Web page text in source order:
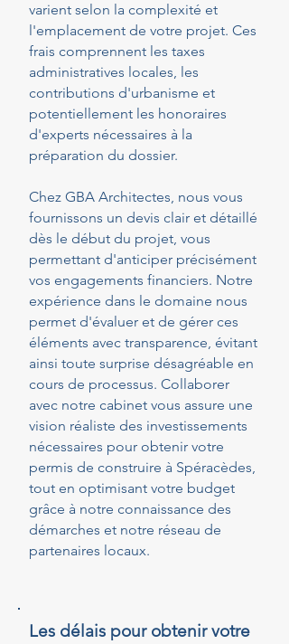
varient selon la complexité et
l'emplacement de votre projet. Ces
frais comprennent les taxes
administratives locales, les
contributions d'urbanisme et
potentiellement les honoraires
d'experts nécessaires à la
préparation du dossier.
Chez GBA Architectes, nous vous
fournissons un devis clair et détaillé
dès le début du projet, vous
permettant d'anticiper précisément
vos engagements financiers. Notre
expérience dans le domaine nous
permet d'évaluer et de gérer ces
éléments avec transparence, évitant
ainsi toute surprise désagréable en
cours de processus. Collaborer
avec notre cabinet vous assure une
vision réaliste des investissements
nécessaires pour obtenir votre
permis de construire à Spéracèdes,
tout en optimisant votre budget
grâce à notre connaissance des
démarches et notre réseau de
partenaires locaux.
Les délais pour obtenir votre